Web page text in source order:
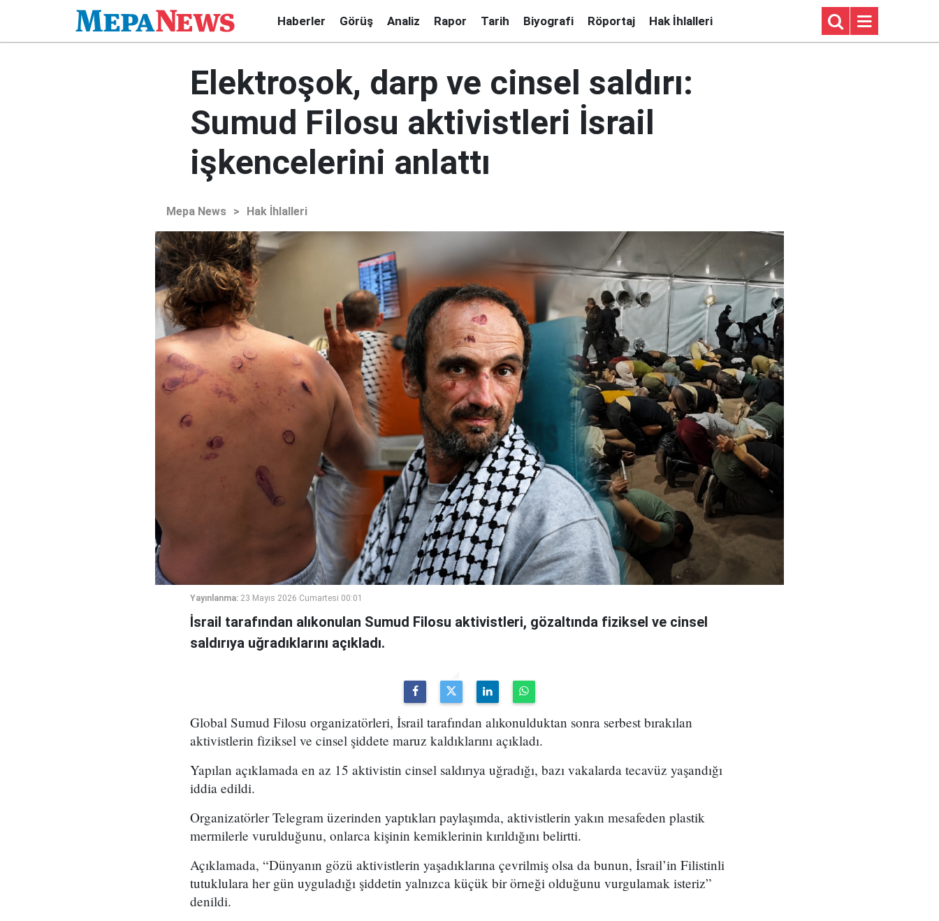
Haberler Görüş Analiz Rapor Tarih Biyografi Röportaj Hak İhlalleri
Elektroşok, darp ve cinsel saldırı:
Sumud Filosu aktivistleri İsrail
işkencelerini anlattı
Mepa News > Hak İhlalleri
Yayınlanma: 23 Mayıs 2026 Cumartesi 00:01
İsrail tarafından alıkonulan Sumud Filosu aktivistleri, gözaltında fiziksel ve cinsel
saldırıya uğradıklarını açıkladı.
Global Sumud Filosu organizatörleri, İsrail tarafından alıkonulduktan sonra serbest bırakılan
aktivistlerin fiziksel ve cinsel şiddete maruz kaldıklarını açıkladı.
Yapılan açıklamada en az 15 aktivistin cinsel saldırıya uğradığı, bazı vakalarda tecavüz yaşandığı
iddia edildi.
Organizatörler Telegram üzerinden yaptıkları paylaşımda, aktivistlerin yakın mesafeden plastik
mermilerle vurulduğunu, onlarca kişinin kemiklerinin kırıldığını belirtti.
Açıklamada, “Dünyanın gözü aktivistlerin yaşadıklarına çevrilmiş olsa da bunun, İsrail’in Filistinli
tutuklulara her gün uyguladığı şiddetin yalnızca küçük bir örneği olduğunu vurgulamak isteriz”
denildi.